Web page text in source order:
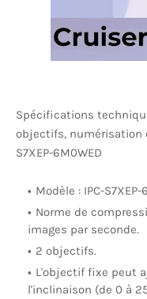
Spécifications
objectifs, numérisation
S7XEP-6M0WED
Modèle : IPC-S7XEP-
Norme de
images par seconde.
2 objectifs.
L'objectif fixe peut
l'inclinaison (de 0 à